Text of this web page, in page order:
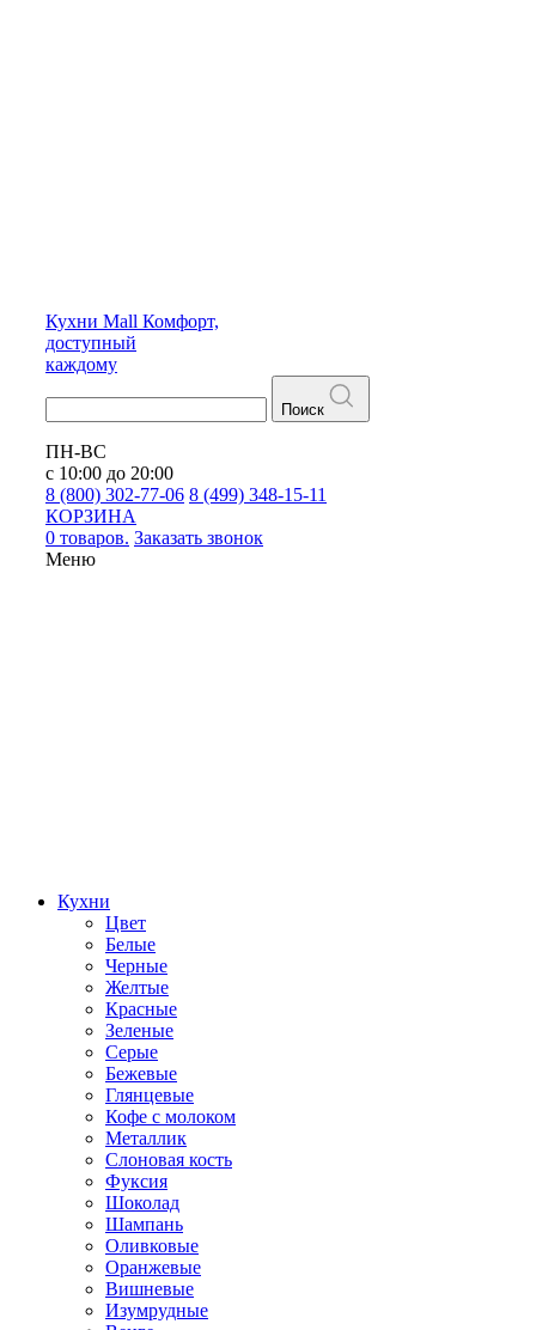
Кухни Mall Комфорт,
доступный
каждому
Поиск
ПН-ВС
с 10:00 до 20:00
8 (800) 302-77-06 8 (499) 348-15-11
КОРЗИНА
0 товаров. Заказать звонок
Меню
Кухни
Цвет
Белые
Черные
Желтые
Красные
Зеленые
Серые
Бежевые
Глянцевые
Кофе с молоком
Металлик
Слоновая кость
Фуксия
Шоколад
Шампань
Оливковые
Оранжевые
Вишневые
Изумрудные